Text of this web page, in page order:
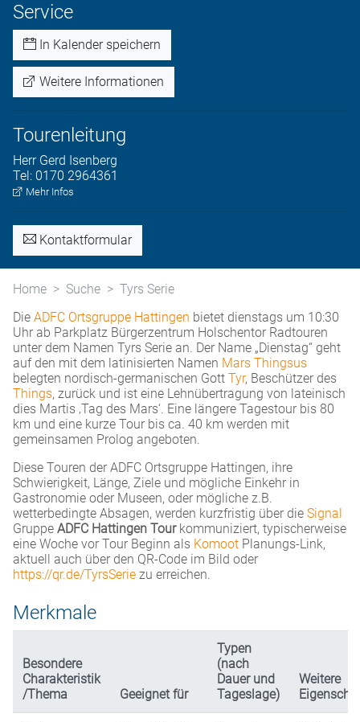
Service
In Kalender speichern
Weitere Informationen
Tourenleitung
Herr Gerd Isenberg
Tel: 0170 2964361
Mehr Infos
Kontaktformular
Home Suche
Tyrs Serie
Die ADFC Ortsgruppe Hattingen bietet dienstags um 10:30
Uhr ab Parkplatz Bürgerzentrum Holschentor Radtouren
unter dem Namen Tyrs Serie an. Der Name „Dienstag“ geht
auf den mit dem latinisierten Namen Mars Thingsus
belegten nordisch-germanischen Gott Tyr, Beschützer des
Things, zurück und ist eine Lehnübertragung von lateinisch
dies Martis ‚Tag des Mars‘. Eine längere Tagestour bis 80
km und eine kurze Tour bis ca. 40 km werden mit
gemeinsamen Prolog angeboten.
Diese Touren der ADFC Ortsgruppe Hattingen, ihre
Schwierigkeit, Länge, Ziele und mögliche Einkehr in
Gastronomie oder Museen, oder mögliche z.B.
wetterbedingte Absagen, werden kurzfristig über die Signal
Gruppe ADFC Hattingen Tourkommuniziert, typischerweise
eine Woche vor Tour Beginn als Komoot Planungs-Link,
aktuell auch über den QR-Code im Bild oder
https://qr.de/TyrsSerie zu erreichen.
Merkmale
Besondere
Charakteristik
/Thema
Geeignet für
Typen
(nach
Dauer und
Tageslage)
Weitere